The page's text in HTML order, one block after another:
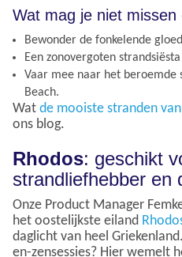
Wat mag je niet missen
Bewonder de fonkelende
Een zonovergoten
Vaar mee naar het beroemde
Beach.
Wat de mooiste stranden
ons blog.
Rhodos: geschikt
strandliefhebber en
Onze Product Manager
het oostelijkste eiland
daglicht van heel
en-zensessies? Hier wemelt